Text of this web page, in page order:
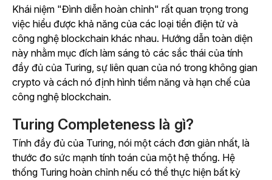
Khái niệm "Đình diễn hoàn chỉnh" rất quan trọng trong
việc hiểu được khả năng của các loại tiền điện tử và
công nghệ blockchain khác nhau. Hướng dẫn toàn diện
này nhằm mục đích làm sáng tỏ các sắc thái của tính
đầy đủ của Turing, sự liên quan của nó trong không gian
crypto và cách nó định hình tiềm năng và hạn chế của
công nghệ blockchain.
Turing Completeness là gì?
Tính đầy đủ của Turing, nói một cách đơn giản nhất, là
thước đo sức mạnh tính toán của một hệ thống. Hệ
thống Turing hoàn chỉnh nếu có thể thực hiện bất kỳ